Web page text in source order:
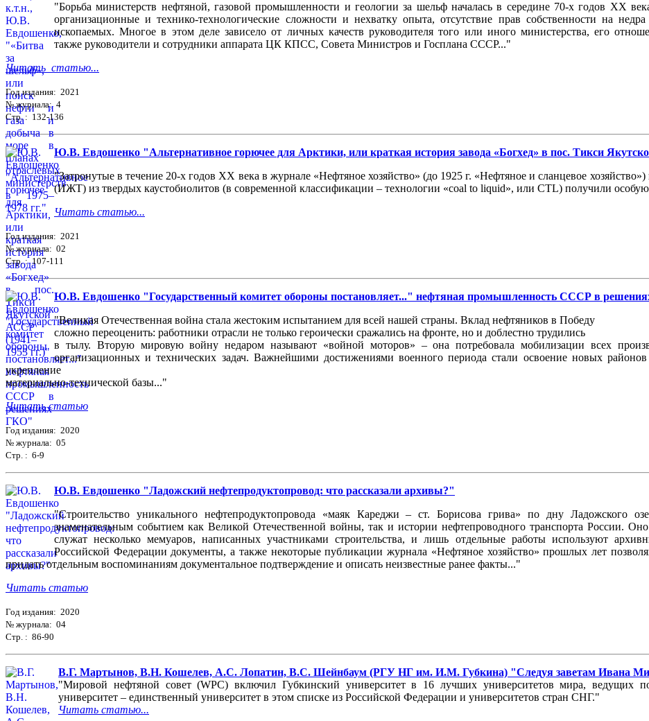
"Борьба министерств нефтяной, газовой промышленности и геологии за шельф началась в середине 70-х годов XX
организационные и технико-технологические сложности и нехватку опыта, отсутствие прав собственности на
ископаемых. Многое в этом деле зависело от личных качеств руководителя того или иного министерства, его
также руководители и сотрудники аппарата ЦК КПСС, Совета Министров и Госплана СССР..."
Читать статью...
Год издания: 2021
№ журнала: 4
Стр. : 132-136
Ю.В. Евдошенко "Альтернативное горючее для Арктики, или краткая история завода «Богхед» в пос. Тикси
"Затронутые в течение 20-х годов XX века в журнале «Нефтяное хозяйство» (до 1925 г. «Нефтяное и сланцевое
(ИЖТ) из твердых каустобиолитов (в современной классификации – технологии «coal to liquid», или CTL) получили
Читать статью...
Год издания: 2021
№ журнала: 02
Стр. : 107-111
Ю.В. Евдошенко "Государственный комитет обороны постановляет..." нефтяная промышленность СССР в
"Великая Отечественная война стала жестоким испытанием для всей нашей страны. Вклад нефтяников в Победу
сложно переоценить: работники отрасли не только героически сражались на фронте, но и доблестно трудились
в тылу. Вторую мировую войну недаром называют «войной моторов» – она потребовала мобилизации всех
организационных и технических задач. Важнейшими достижениями военного периода стали освоение новых
укрепление
материально-технической базы..."
Читать статью
Год издания: 2020
№ журнала: 05
Стр. : 6-9
Ю.В. Евдошенко "Ладожский нефтепродуктопровод: что рассказали архивы?"
"Строительство уникального нефтепродуктопровода «маяк Кареджи – ст. Борисова грива» по дну Ладожского
знаменательным событием как Великой Отечественной войны, так и истории нефтепроводного транспорта России.
служат несколько мемуаров, написанных участниками строительства, и лишь отдельные работы используют
Российской Федерации документы, а также некоторые публикации журнала «Нефтяное хозяйство» прошлых лет
придать отдельным воспоминаниям документальное подтверждение и описать неизвестные ранее факты..."
Читать статью
Год издания: 2020
№ журнала: 04
Стр. : 86-90
В.Г. Мартынов, В.Н. Кошелев, А.С. Лопатин, В.С. Шейнбаум (РГУ НГ им. И.М. Губкина) "Следуя заветам Ивана
"Мировой нефтяной совет (WPC) включил Губкинский университет в 16 лучших университетов мира, ведущих
университет – единственный университет в этом списке из Российской Федерации и университетов стран СНГ."
Читать статью...